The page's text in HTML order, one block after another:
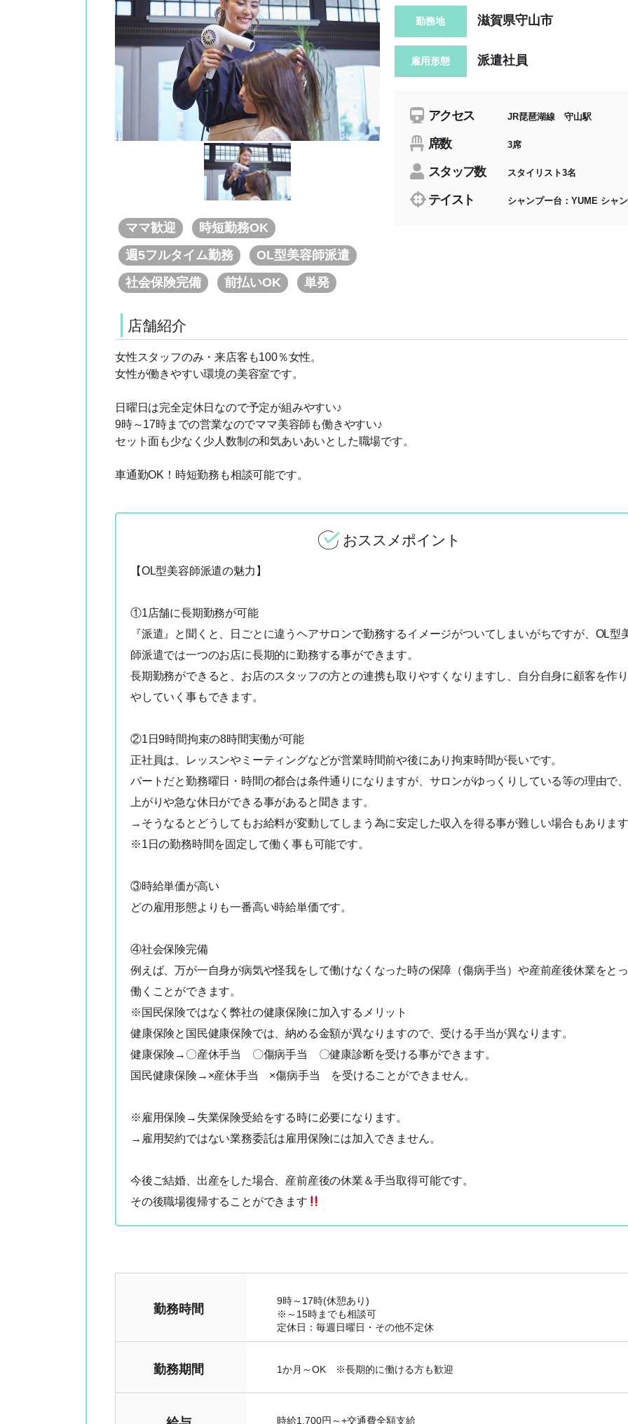
ママ歓迎
時短勤務OK
週5フルタイム勤務
OL型美容師派遣
社会保険完備
前払いOK 単発
勤務地 滋賀県守山市
雇用形態 派遣社員
アクセス JR琵琶湖線 守山駅
席数 3席
スタッフ数 スタイリスト3名
テイスト シャンプー台：YUME シャ
店舗紹介
女性スタッフのみ・来店客も100％女性。
女性が働きやすい環境の美容室です。
日曜日は完全定休日なので予定が組みやすい♪
9時～17時までの営業なのでママ美容師も働きやすい♪
セット面も少なく少人数制の和気あいあいとした職場です。
車通勤OK！時短勤務も相談可能です。
おススメポイント
【OL型美容師派遣の魅力】
①1店舗に長期勤務が可能
『派遣』と聞くと、日ごとに違うヘアサロンで勤務するイメージがついてしまいがちですが、OL型
師派遣では一つのお店に長期的に勤務する事ができます。
長期勤務ができると、お店のスタッフの方との連携も取りやすくなりますし、自分自身に顧客を作
やしていく事もできます。
②1日9時間拘束の8時間実働が可能
正社員は、レッスンやミーティングなどが営業時間前や後にあり拘束時間が長いです。
パートだと勤務曜日・時間の都合は条件通りになりますが、サロンがゆっくりしている等の理由で
上がりや急な休日ができる事があると聞きます。
→そうなるとどうしてもお給料が変動してしまう為に安定した収入を得る事が難しい場合もありま
※1日の勤務時間を固定して働く事も可能です。
③時給単価が高い
どの雇用形態よりも一番高い時給単価です。
④社会保険完備
例えば、万が一自身が病気や怪我をして働けなくなった時の保障（傷病手当）や産前産後休業をと
働くことができます。
※国民保険ではなく弊社の健康保険に加入するメリット
健康保険と国民健康保険では、納める金額が異なりますので、受ける手当が異なります。
健康保険→〇産休手当 〇傷病手当 〇健康診断を受ける事ができます。
国民健康保険→×産休手当 ×傷病手当 を受けることができません。
※雇用保険→失業保険受給をする時に必要になります。
→雇用契約ではない業務委託は雇用保険には加入できません。
今後ご結婚、出産をした場合、産前産後の休業＆手当取得可能です。
その後職場復帰することができます
勤務時間
9時～17時(休憩あり)
※～15時までも相談可
定休日：毎週日曜日・その他不定休
勤務期間 1か月～OK ※長期的に働ける方も歓迎
時給1,700円～+交通費全額支給